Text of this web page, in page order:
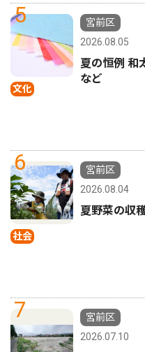
5
文化
宮前区
2026.08.05
夏の恒例
など
6
社会
宮前区
2026.08.04
夏野菜の収
7
宮前区
2026.07.10